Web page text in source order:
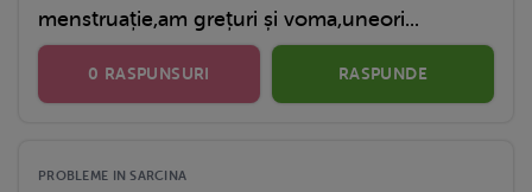
menstruație,am grețuri și voma,uneori...
0 RASPUNSURI RASPUNDE
PROBLEME IN SARCINA